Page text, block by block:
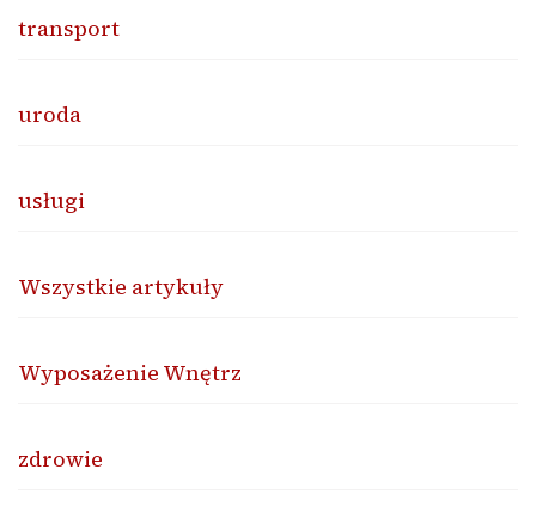
transport
uroda
usługi
Wszystkie artykuły
Wyposażenie Wnętrz
zdrowie